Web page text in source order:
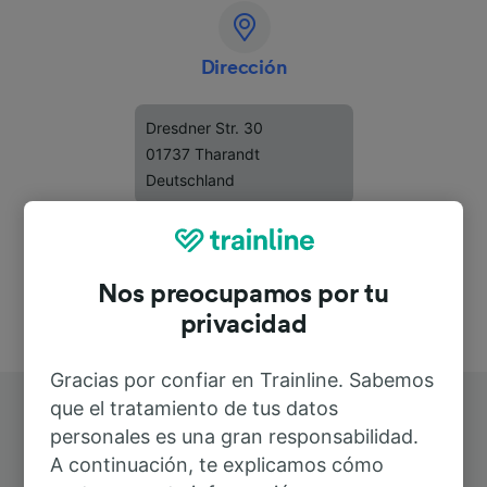
Dirección
Dresdner Str. 30
01737 Tharandt
Deutschland
Nos preocupamos por tu
privacidad
Gracias por confiar en Trainline. Sabemos
que el tratamiento de tus datos
personales es una gran responsabilidad.
A continuación, te explicamos cómo